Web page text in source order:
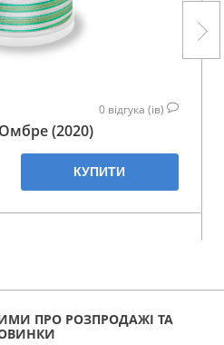
0 відгука (ів)
(2020)
КУПИТИ
ПРО РОЗПРОДАЖІ ТА